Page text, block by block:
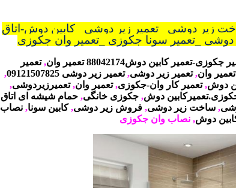
زیر دوشی _تعمیر زیر دوشی _کابین دوش-اتاق
دوشی _تعمیر سونا جکوزی _تعمیر وان جکوزی
جکوزی-تعمیر کابین دوش88042174 تعمیر وان ,تعمیر
وان,تعمیر زیر دوشی,تعمیر زیر دوشی 09121507825
,
دوش,تعمیر کار وان-جکوزی,تعمیر وان,تعمیرزیردوشی,
دوش,جكوزی خانگی,حمام شیشه ای اتاق
, ساخت زیر دوشی, فروش زیر دوشی,كابین سونا, نصاب
دوش,نصاب وان جکوزی